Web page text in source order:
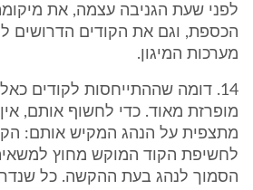
לפני שעת הגניבה עצמה, את
הכספת, וגם את הקודים הדרושים
מערכות המיגון.
14. דומה שההתייחסות לקודים
מופרזת מאוד. כדי לחשוף אותם,
מתצפית על הנהג המקיש אותם:
לחשיפת הקוד המוקש מחוץ
הסמוך לנהג בעת ההקשה. כל